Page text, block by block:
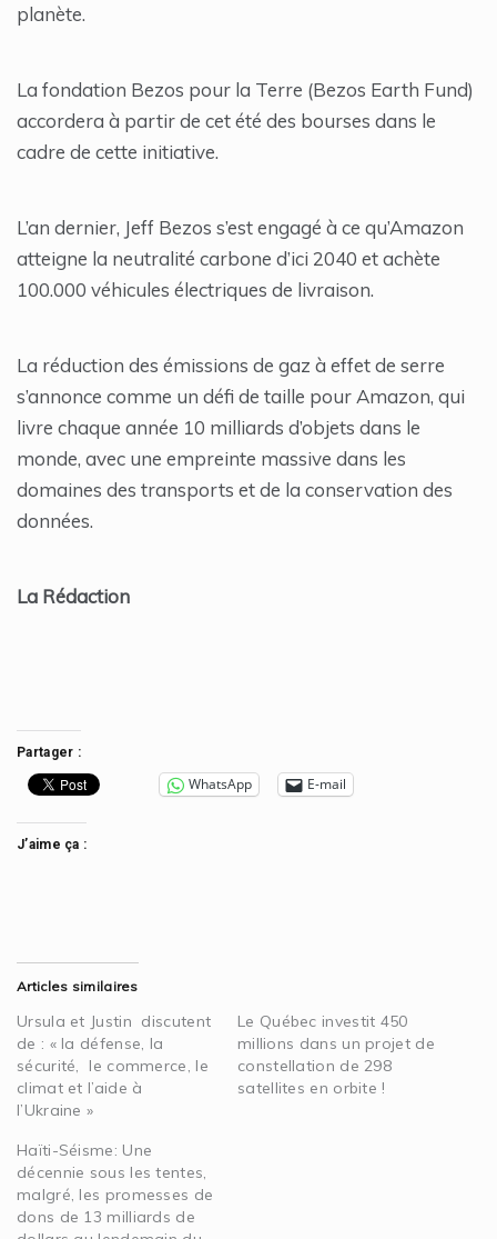
planète.
La fondation Bezos pour la Terre (Bezos Earth Fund)
accordera à partir de cet été des bourses dans le
cadre de cette initiative.
L’an dernier, Jeff Bezos s’est engagé à ce qu’Amazon
atteigne la neutralité carbone d’ici 2040 et achète
100.000 véhicules électriques de livraison.
La réduction des émissions de gaz à effet de serre
s’annonce comme un défi de taille pour Amazon, qui
livre chaque année 10 milliards d’objets dans le
monde, avec une empreinte massive dans les
domaines des transports et de la conservation des
données.
La Rédaction
Partager :
WhatsApp E-mail
J’aime ça :
Articles similaires
Ursula et Justin discutent
de : « la défense, la
sécurité, le commerce, le
climat et l’aide à
l’Ukraine »
Le Québec investit 450
millions dans un projet de
constellation de 298
satellites en orbite !
Haïti-Séisme: Une
décennie sous les tentes,
malgré, les promesses de
dons de 13 milliards de